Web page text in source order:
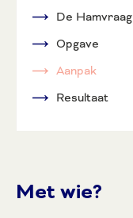
De Hamvraag
Opgave
Aanpak
Resultaat
Met wie?